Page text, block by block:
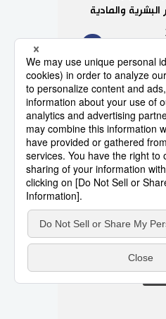
9
والمادية
10
التقليدية التي
على
الجنس